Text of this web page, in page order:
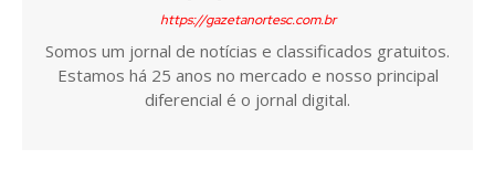
https://gazetanortesc.com.br
Somos um jornal de notícias e classificados gratuitos.
Estamos há 25 anos no mercado e nosso principal
diferencial é o jornal digital.